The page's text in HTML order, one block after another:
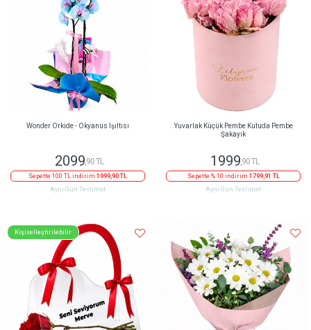
Wonder Orkide - Okyanus Işıltısı
2099 ,90 TL
Sepette 100 TL indirim 1999,90 TL
Aynı Gün Teslimat
Yuvarlak Küçük Pembe Kutuda Pembe
Şakayık
1999 ,90 TL
Sepette % 10 indirim 1799,91 TL
Aynı Gün Teslimat
Kişiselleştirilebilir